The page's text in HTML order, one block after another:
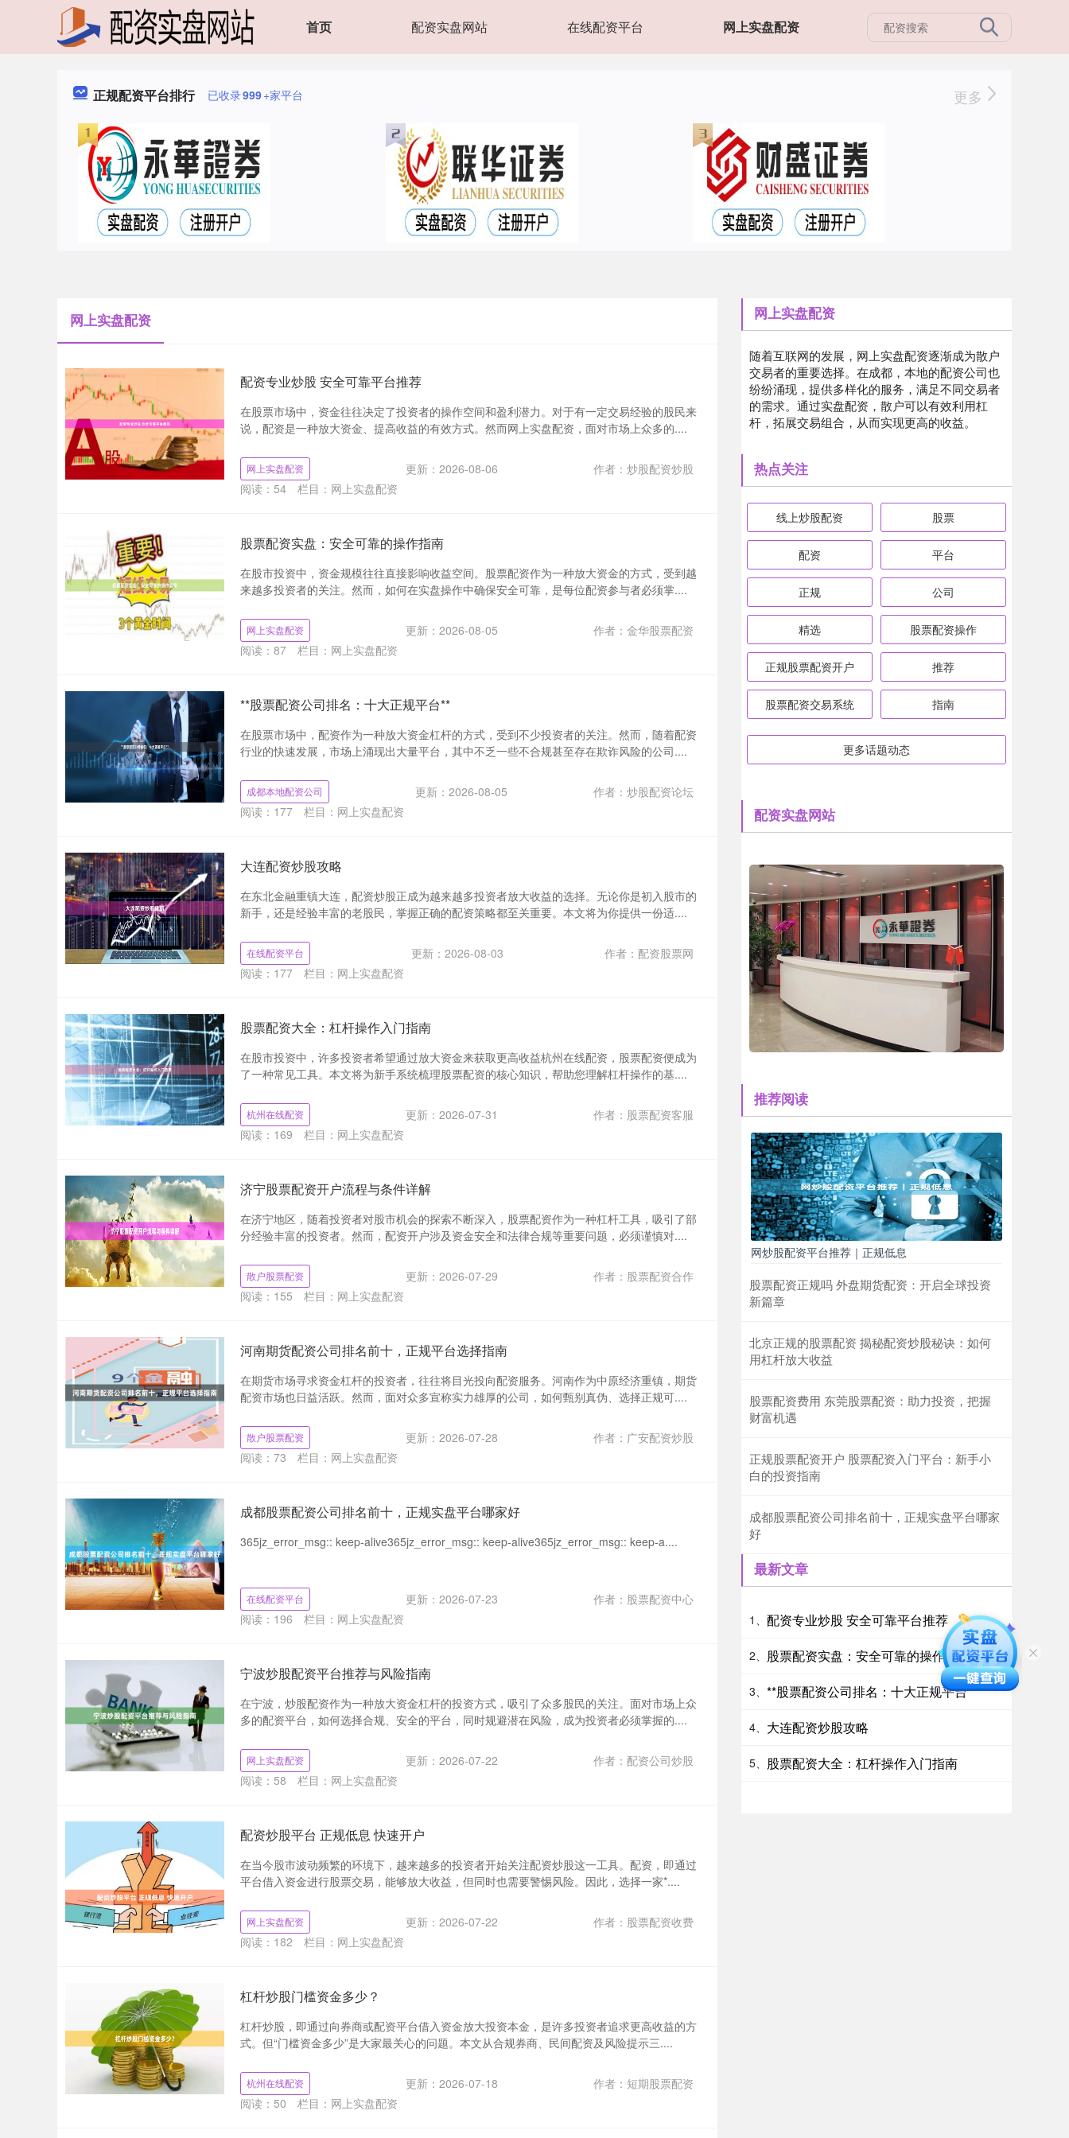
首页 配资实盘网站 在线配资平台 网上实盘配资
正规配资平台排行 已收录999+家平台 更多
网上实盘配资
配资专业炒股 安全可靠平台推荐
在股票市场中，资金往往决定了投资者的操作空间和盈利潜力。对于有一定交易经验的股民来
说，配资是一种放大资金、提高收益的有效方式。然而网上实盘配资，面对市场上众多的....
网上实盘配资 更新：2026-08-06
作者：炒股配资炒股
阅读： 54 栏目： 网上实盘配资
股票配资实盘：安全可靠的操作指南
在股市投资中，资金规模往往直接影响收益空间。股票配资作为一种放大资金的方式，受到越
来越多投资者的关注。然而，如何在实盘操作中确保安全可靠，是每位配资参与者必须掌....
网上实盘配资 更新：2026-08-05
作者：金华股票配资
阅读： 87 栏目： 网上实盘配资
**股票配资公司排名：十大正规平台**
在股票市场中，配资作为一种放大资金杠杆的方式，受到不少投资者的关注。然而，随着配资
行业的快速发展，市场上涌现出大量平台，其中不乏一些不合规甚至存在欺诈风险的公司....
成都本地配资公司 更新：2026-08-05
作者：炒股配资论坛
阅读： 177 栏目： 网上实盘配资
大连配资炒股攻略
在东北金融重镇大连，配资炒股正成为越来越多投资者放大收益的选择。无论你是初入股市的
新手，还是经验丰富的老股民，掌握正确的配资策略都至关重要。本文将为你提供一份适....
在线配资平台 更新：2026-08-03
作者：配资股票网
阅读： 177 栏目： 网上实盘配资
股票配资大全：杠杆操作入门指南
在股市投资中，许多投资者希望通过放大资金来获取更高收益杭州在线配资，股票配资便成为
了一种常见工具。本文将为新手系统梳理股票配资的核心知识，帮助您理解杠杆操作的基....
杭州在线配资 更新：2026-07-31
作者：股票配资客服
阅读： 169 栏目： 网上实盘配资
济宁股票配资开户流程与条件详解
在济宁地区，随着投资者对股市机会的探索不断深入，股票配资作为一种杠杆工具，吸引了部
分经验丰富的投资者。然而，配资开户涉及资金安全和法律合规等重要问题，必须谨慎对....
散户股票配资 更新：2026-07-29
作者：股票配资合作
阅读： 155 栏目： 网上实盘配资
河南期货配资公司排名前十，正规平台选择指南
在期货市场寻求资金杠杆的投资者，往往将目光投向配资服务。河南作为中原经济重镇，期货
配资市场也日益活跃。然而，面对众多宣称实力雄厚的公司，如何甄别真伪、选择正规可....
散户股票配资 更新：2026-07-28
作者：广安配资炒股
阅读： 73 栏目： 网上实盘配资
成都股票配资公司排名前十，正规实盘平台哪家好
365jz_error_msg:: keep-alive365jz_error_msg:: keep-alive365jz_error_msg:: keep-a....
在线配资平台 更新：2026-07-23
作者：股票配资中心
阅读： 196 栏目： 网上实盘配资
宁波炒股配资平台推荐与风险指南
在宁波，炒股配资作为一种放大资金杠杆的投资方式，吸引了众多股民的关注。面对市场上众
多的配资平台，如何选择合规、安全的平台，同时规避潜在风险，成为投资者必须掌握的....
网上实盘配资 更新：2026-07-22
作者：配资公司炒股
阅读： 58 栏目： 网上实盘配资
配资炒股平台 正规低息 快速开户
在当今股市波动频繁的环境下，越来越多的投资者开始关注配资炒股这一工具。配资，即通过
平台借入资金进行股票交易，能够放大收益，但同时也需要警惕风险。因此，选择一家*....
网上实盘配资 更新：2026-07-22
作者：股票配资收费
阅读： 182 栏目： 网上实盘配资
杠杆炒股门槛资金多少？
杠杆炒股，即通过向券商或配资平台借入资金放大投资本金，是许多投资者追求更高收益的方
式。但“门槛资金多少”是大家最关心的问题。本文从合规券商、民间配资及风险提示三....
杭州在线配资 更新：2026-07-18
作者：短期股票配资
阅读： 50 栏目： 网上实盘配资
网上实盘配资
随着互联网的发展，网上实盘配资逐渐成为散户
交易者的重要选择。在成都，本地的配资公司也
纷纷涌现，提供多样化的服务，满足不同交易者
的需求。通过实盘配资，散户可以有效利用杠
杆，拓展交易组合，从而实现更高的收益。
热点关注
线上炒股配资 股票
配资 平台
正规 公司
精选 股票配资操作
正规股票配资开户 推荐
股票配资交易系统 指南
更多话题动态
配资实盘网站
推荐阅读
网炒股配资平台推荐｜正规低息
股票配资正规吗 外盘期货配资：开启全球投资
新篇章
北京正规的股票配资 揭秘配资炒股秘诀：如何
用杠杆放大收益
股票配资费用 东莞股票配资：助力投资，把握
财富机遇
正规股票配资开户 股票配资入门平台：新手小
白的投资指南
成都股票配资公司排名前十，正规实盘平台哪家
好
最新文章
1、 配资专业炒股 安全可靠平台推荐
2、 股票配资实盘：安全可靠的操作指南
3、 **股票配资公司排名：十大正规平台**
4、 大连配资炒股攻略
5、 股票配资大全：杠杆操作入门指南